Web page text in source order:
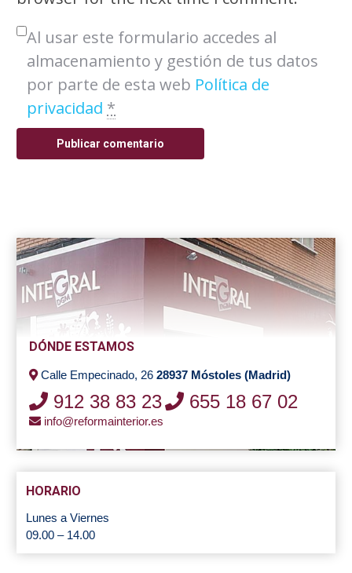
Al usar este formulario accedes al
almacenamiento y gestión de tus datos
por parte de esta web Política de
privacidad *
Publicar comentario
DÓNDE ESTAMOS
Calle Empecinado, 26 28937 Móstoles (Madrid)
912 38 83 23 655 18 67 02
info@reformainterior.es
HORARIO
Lunes a Viernes
09.00 – 14.00